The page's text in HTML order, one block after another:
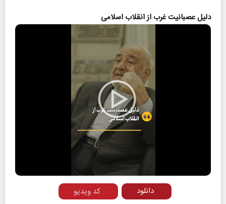
دلیل عصبانیت غرب از انقلاب اسلامی
Play
Video
کد ویدیو دانلود